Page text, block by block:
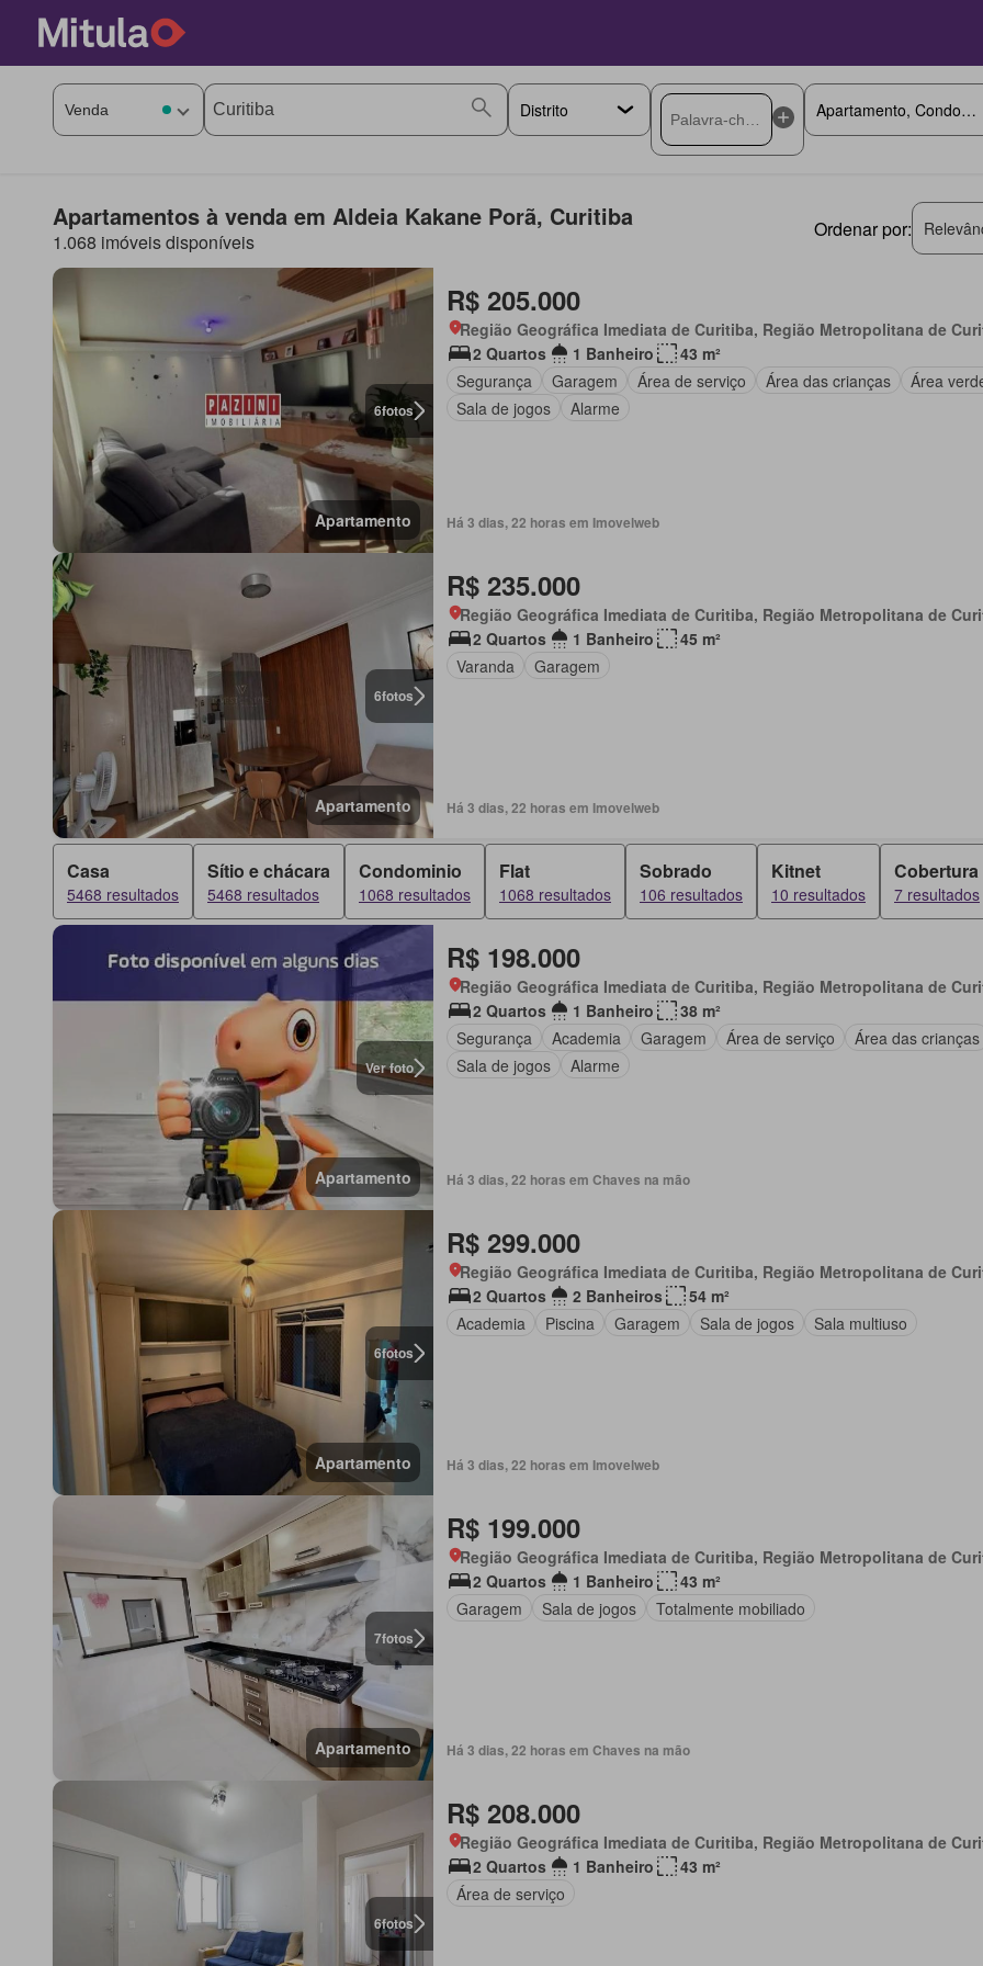
Apartamentos à venda em Aldeia Kakane Porã, Curitiba
1.068 imóveis disponíveis
Ordenar por:
6fotos
Apartamento
R$ 205.000
Região Geográfica Imediata de Curitiba, Região Metropolitana de
2 Quartos
1 Banheiro
43 m²
Segurança
Garagem Área de serviço Área das crianças
Área
Sala de jogos
Alarme
Há 3 dias, 22 horas em Imovelweb
6fotos
Apartamento
R$ 235.000
Região Geográfica Imediata de Curitiba, Região Metropolitana de
2 Quartos
1 Banheiro
45 m²
Varanda
Garagem
Há 3 dias, 22 horas em Imovelweb
Casa
5468 resultados
Sítio e chácara
5468 resultados
Condominio
1068 resultados
Flat
1068 resultados
Sobrado
106 resultados
Kitnet
10 resultados
Cobertura
7 resultados
Ver foto
Apartamento
R$ 198.000
Região Geográfica Imediata de Curitiba, Região Metropolitana de
2 Quartos
1 Banheiro
38 m²
Segurança
Academia Garagem Área de serviço
Área das crianças
Sala de jogos
Alarme
Há 3 dias, 22 horas em Chaves na mão
6fotos
Apartamento
R$ 299.000
Região Geográfica Imediata de Curitiba, Região Metropolitana de
2 Quartos
2 Banheiros
54 m²
Academia
Piscina Garagem Sala de jogos Sala multiuso
Há 3 dias, 22 horas em Imovelweb
7fotos
Apartamento
R$ 199.000
Região Geográfica Imediata de Curitiba, Região Metropolitana de
2 Quartos
1 Banheiro
43 m²
Garagem
Sala de jogos Totalmente mobiliado
Há 3 dias, 22 horas em Chaves na mão
6fotos
R$ 208.000
Região Geográfica Imediata de Curitiba, Região Metropolitana de
2 Quartos
1 Banheiro
43 m²
Área de serviço